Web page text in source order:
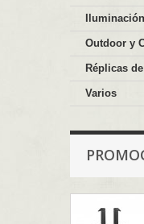
Iluminación
Outdoor y
Réplicas
Varios